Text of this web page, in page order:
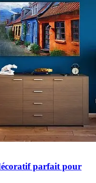
parfait pour